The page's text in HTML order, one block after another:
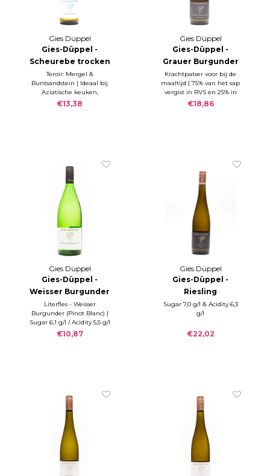
Gies Düppel
Gies-Düppel -
Scheurebe trocken
2024
Teroir: Mergel &
Buntsandstein | Ideaal bij
Aziatische keuken,
paprika, avocado en
€13,38
Gies Düppel
Gies-Düppel -
Grauer Burgunder
Birkweiler
Mandelberg 2023
Krachtpatser voor bij de
maaltijd | 75% van het sap
vergist in RVS en 25% in
houten vaten (dit deel
€18,86
Gies Düppel
Gies-Düppel -
Weisser Burgunder
trocken 2024
(100cl)
Literfles - Weisser
Burgunder (Pinot Blanc) |
Sugar 6,1 g/l / Acidity 5,5 g/l
| Alc. 13%
€10,87
Gies Düppel
Gies-Düppel -
Riesling
Albersweiler Latt
2023
Sugar 7,0 g/l & Acidity 6,3
g/l
€22,02